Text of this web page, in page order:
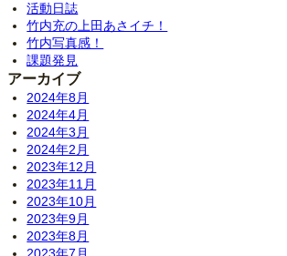
活動日誌
竹内充の上田あさイチ！
竹内写真感！
課題発見
アーカイブ
2024年8月
2024年4月
2024年3月
2024年2月
2023年12月
2023年11月
2023年10月
2023年9月
2023年8月